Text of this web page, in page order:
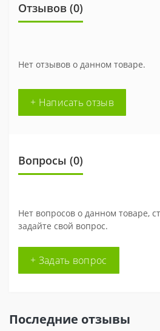
Отзывов (0)
Нет отзывов о данном товаре.
+ Написать отзыв
Вопросы (0)
Нет вопросов о данном товаре,
задайте свой вопрос.
+ Задать вопрос
Последние отзывы